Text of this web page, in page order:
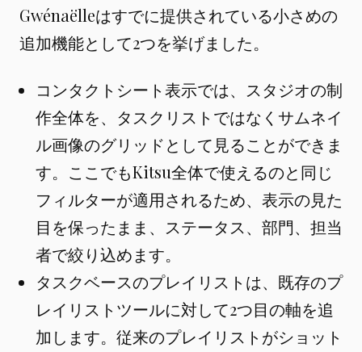
Gwénaëlleはすでに提供されている小さめの
追加機能として2つを挙げました。
コンタクトシート表示では、スタジオの制
作全体を、タスクリストではなくサムネイ
ル画像のグリッドとして見ることができま
す。ここでもKitsu全体で使えるのと同じ
フィルターが適用されるため、表示の見た
目を保ったまま、ステータス、部門、担当
者で絞り込めます。
タスクベースのプレイリストは、既存のプ
レイリストツールに対して2つ目の軸を追
加します。従来のプレイリストがショット